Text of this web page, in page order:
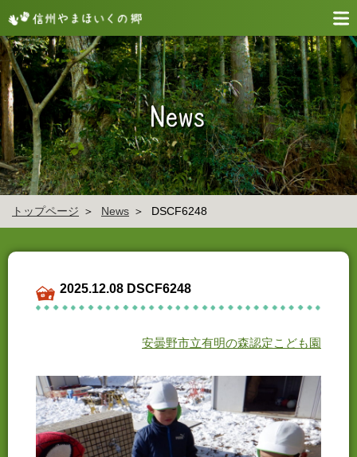
トップページ News DSCF6248
2025.12.08 DSCF6248
安曇野市立有明の森認定こども園